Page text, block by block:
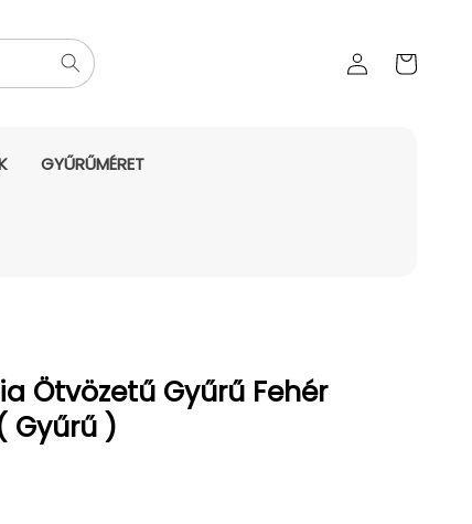
Bejelentkezés
kosara
GYŰRŰMÉRET
Ötvözetű Gyűrű Fehér
Gyűrű )